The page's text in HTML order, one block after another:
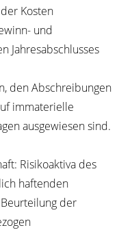
Kosten
und
Jahresabschlusses
den Abschreibungen
immaterielle
ausgewiesen sind.
Risikoaktiva des
haftenden
der